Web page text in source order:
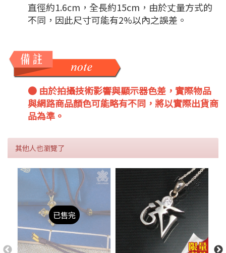
直徑約1.6cm，全長約15cm，由於丈量方式的
不同，因此尺寸可能有2%以內之誤差。
● 由於拍攝技術影響與顯示器色差，實際物品
與網路商品顏色可能略有不同，將以實際出貨商
品為準。
其他人也瀏覽了
已售完